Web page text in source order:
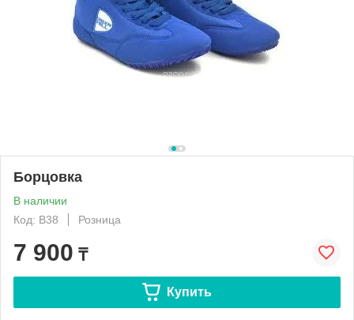
Борцовка
В наличии
Код: B38
Розница
7 900 ₸
Купить